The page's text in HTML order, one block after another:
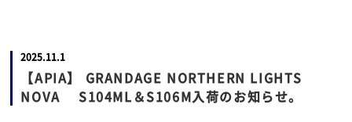
2025.11.1
【APIA】 GRANDAGE NORTHERN LIGHTS
NOVA S104ML＆S106M入荷のお知らせ。